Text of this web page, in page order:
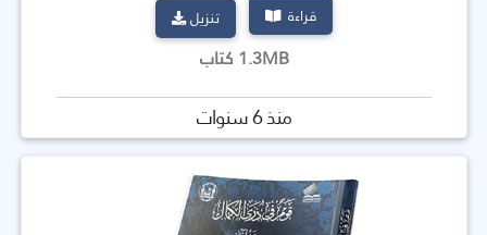
قراءة تنزيل
1.3MB كتاب
منذ 6 سنوات